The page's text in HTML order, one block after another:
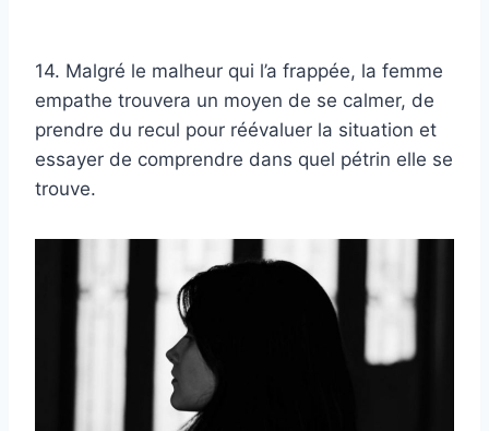
14. Malgré le malheur qui l’a frappée, la femme
empathe trouvera un moyen de se calmer, de
prendre du recul pour réévaluer la situation et
essayer de comprendre dans quel pétrin elle se
trouve.